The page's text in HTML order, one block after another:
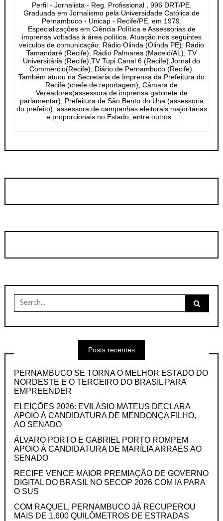
Perfil - Jornalista - Reg. Profissional , 996 DRT/PE.
Graduada em Jornalismo pela Universidade Católica de
Pernambuco - Unicap - Recife/PE, em 1979.
Especializações em Ciência Política e Assessorias de
imprensa voltadas à área política. Atuação nos seguintes
veículos de comunicação: Rádio Olinda (Olinda PE); Rádio
Tamandaré (Recife); Rádio Palmares (Maceió/AL); TV
Universitária (Recife);TV Tupi Canal 6 (Recife);Jornal do
Commercio(Recife); Diário de Pernambuco (Recife).
Também atuou na Secretaria de Imprensa da Prefeitura do
Recife (chefe de reportagem); Câmara de
Vereadores(assessora de imprensa gabinete de
parlamentar); Prefeitura de São Bento do Una (assessoria
do prefeito), assessora de campanhas eleitorais majoritárias
e proporcionais no Estado, entre outros...
Search
for:
Posts recentes
PERNAMBUCO SE TORNA O MELHOR ESTADO DO
NORDESTE E O TERCEIRO DO BRASIL PARA
EMPREENDER
ELEIÇÕES 2026: EVILÁSIO MATEUS DECLARA
APOIO À CANDIDATURA DE MENDONÇA FILHO,
AO SENADO
ÁLVARO PORTO E GABRIEL PORTO ROMPEM
APOIO À CANDIDATURA DE MARÍLIA ARRAES AO
SENADO
RECIFE VENCE MAIOR PREMIAÇÃO DE GOVERNO
DIGITAL DO BRASIL NO SECOP 2026 COM IA PARA
O SUS
COM RAQUEL, PERNAMBUCO JÁ RECUPEROU
MAIS DE 1.600 QUILÔMETROS DE ESTRADAS